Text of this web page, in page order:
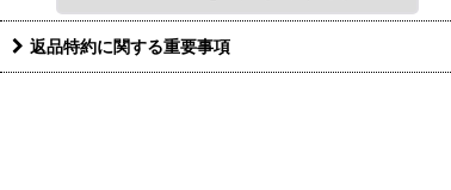
返品特約に関する重要事項